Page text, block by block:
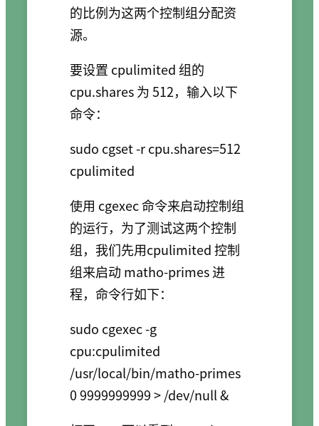
的比例为这两个控制组分配资
源。
要设置 cpulimited 组的
cpu.shares 为 512，输入以下
命令：
sudo cgset -r cpu.shares=512
使用 cgexec 命令来启动控制组
的运行，为了测试这两个控制
组，我们先用cpulimited 控制
组来启动 matho-primes 进
程，命令行如下：
sudo cgexec -g
cpu:cpulimited
/usr/local/bin/matho-primes